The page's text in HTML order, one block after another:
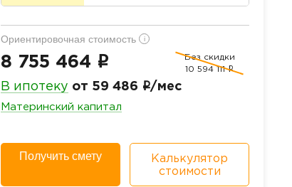
Ориентировочная стоимость i
8 755 464 i
Без скидки
10 594 111 i
В ипотеку от 59 486 i/мес
Материнский капитал
Получить смету
Калькулятор
стоимости